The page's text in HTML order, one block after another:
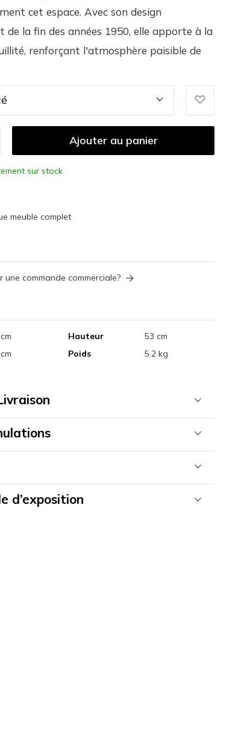
cet espace. Avec son design
la fin des années 1950, elle apporte à la
renforçant l'atmosphère paisible de
Ajouter au panier
sur stock
meuble complet
commande commerciale?
Hauteur
53 cm
Poids
5.2 kg
d’exposition